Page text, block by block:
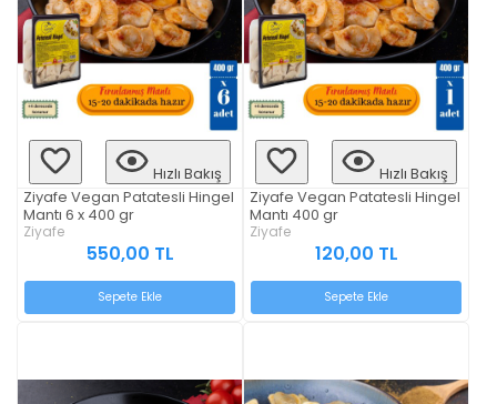
Hızlı Bakış
Ziyafe Vegan Patatesli Hingel
Mantı 6 x 400 gr
Ziyafe
550,00 TL
Sepete Ekle
Hızlı Bakış
Ziyafe Vegan Patatesli Hingel
Mantı 400 gr
Ziyafe
120,00 TL
Sepete Ekle